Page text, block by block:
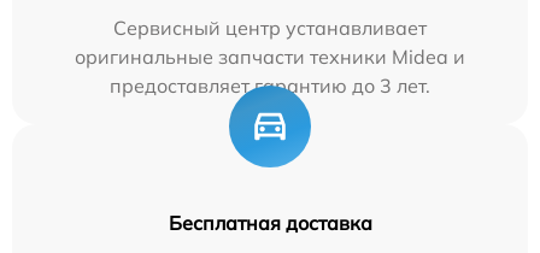
Сервисный центр устанавливает
оригинальные запчасти техники Midea и
предоставляет гарантию до 3 лет.
Бесплатная доставка